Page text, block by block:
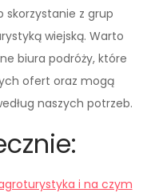
z grup
wiejską. Warto
biura podróży, które
ofert oraz mogą
naszych potrzeb.
i na czym